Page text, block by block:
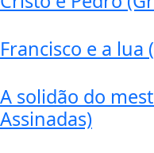
Francisco e a lua
A solidão do
Assinadas)